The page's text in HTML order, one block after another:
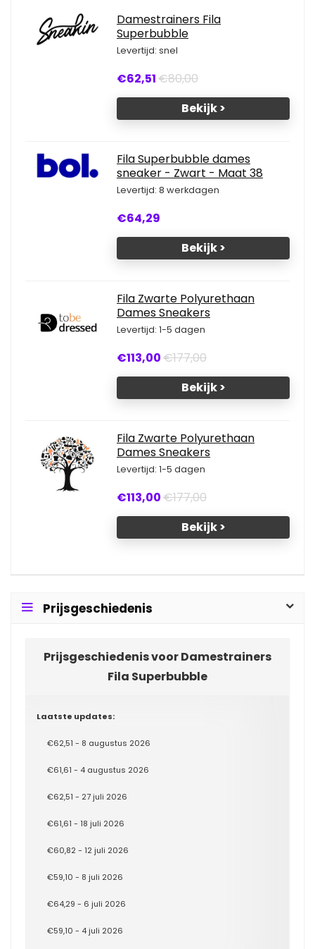
Damestrainers Fila
Superbubble
Levertijd: snel
€62,51€80,00
Bekijk >
Fila Superbubble dames
sneaker - Zwart - Maat 38
Levertijd: 8 werkdagen
€64,29
Bekijk >
Fila Zwarte Polyurethaan
Dames Sneakers
Levertijd: 1-5 dagen
€113,00€177,00
Bekijk >
Fila Zwarte Polyurethaan
Dames Sneakers
Levertijd: 1-5 dagen
€113,00€177,00
Bekijk >
Prijsgeschiedenis
Prijsgeschiedenis voor Damestrainers
Fila Superbubble
Laatste updates:
€62,51 - 8 augustus 2026
€61,61 - 4 augustus 2026
€62,51 - 27 juli 2026
€61,61 - 18 juli 2026
€60,82 - 12 juli 2026
€59,10 - 8 juli 2026
€64,29 - 6 juli 2026
€59,10 - 4 juli 2026